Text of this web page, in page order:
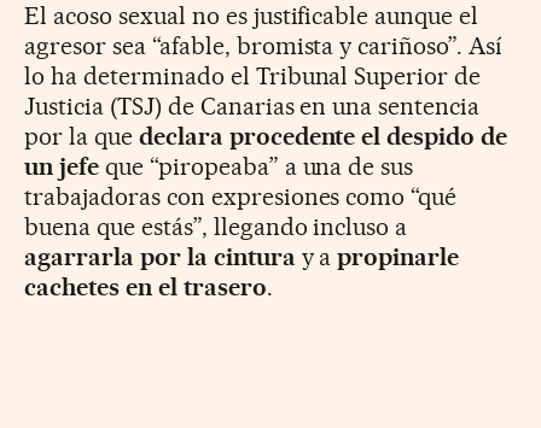
El acoso sexual no es justificable aunque el
agresor sea “afable, bromista y cariñoso”. Así
lo ha determinado el Tribunal Superior de
Justicia (TSJ) de Canarias en una sentencia
por la que declara procedente el despido de
un jefeque “piropeaba” a una de sus
trabajadoras con expresiones como “qué
buena que estás”, llegando incluso a
agarrarla por la cintura y apropinarle
cachetes en el trasero.